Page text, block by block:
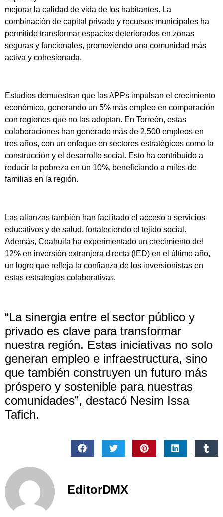
mejorar la calidad de vida de los habitantes. La
combinación de capital privado y recursos municipales ha
permitido transformar espacios deteriorados en zonas
seguras y funcionales, promoviendo una comunidad más
activa y cohesionada.
Estudios demuestran que las APPs impulsan el crecimiento
económico, generando un 5% más empleo en comparación
con regiones que no las adoptan. En Torreón, estas
colaboraciones han generado más de 2,500 empleos en
tres años, con un enfoque en sectores estratégicos como la
construcción y el desarrollo social. Esto ha contribuido a
reducir la pobreza en un 10%, beneficiando a miles de
familias en la región.
Las alianzas también han facilitado el acceso a servicios
educativos y de salud, fortaleciendo el tejido social.
Además, Coahuila ha experimentado un crecimiento del
12% en inversión extranjera directa (IED) en el último año,
un logro que refleja la confianza de los inversionistas en
estas estrategias colaborativas.
“La sinergia entre el sector público y
privado es clave para transformar
nuestra región. Estas iniciativas no solo
generan empleo e infraestructura, sino
que también construyen un futuro más
próspero y sostenible para nuestras
comunidades”, destacó Nesim Issa
Tafich.
EditorDMX